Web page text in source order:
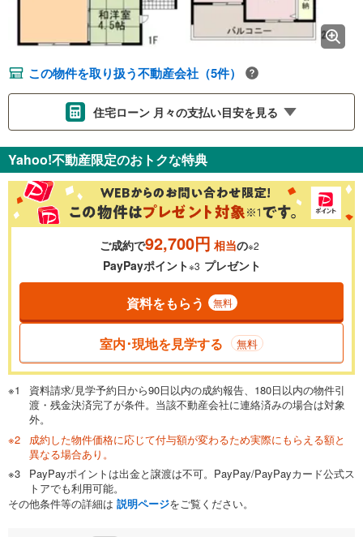
この物件を取り扱う不動産会社（5件）
住宅ローン 月々の支払い目安を見る
金利 ％
0.01%
一般的には最長35年まで借り入れ可能です。多くの金融機関
が完済時の年齢は80歳までを条件としています。
閉じる
頭金 万円
0万円 3,190万円
自己資金から住宅購入にかけられる金額を入力してくださ
い。一般的には物件価格の2割までが目安です。
閉じる
ボーナス
万円
Yahoo!不動産限定のおトクな特典
ご成約で92,700円 相当の※2
PayPayポイント※3 プレゼント
資料をもらう 無料
室内･現地を見学する 無料
資料請求/見学予約日から90日以内の成約報告、180日以内の物件引
渡・残金決済完了が条件。当該不動産会社に連絡済みの場合は対象
外。
成約した物件価格に応じて付与額が変わるため実際にもらえる額と
異なる場合あり。
PayPayポイントは出金と譲渡は不可。PayPay/PayPayカード公式ス
トアでも利用可能。
その他条件等の詳細は 説明ページをご覧ください。